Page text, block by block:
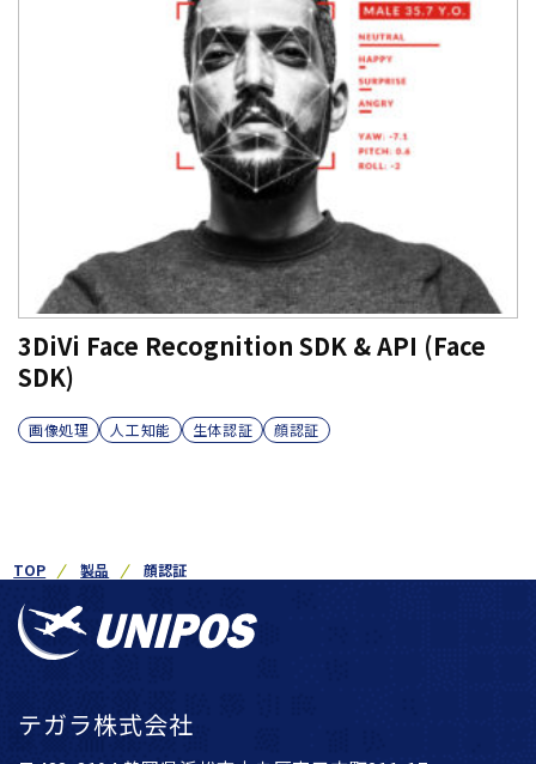
3DiVi Face Recognition SDK & API (Face
SDK)
画像処理 人工知能 生体認証 顔認証
TOP 製品 顔認証
テガラ株式会社